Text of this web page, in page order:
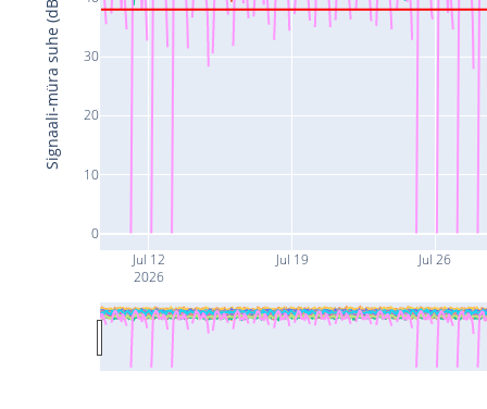
Jul 12
2026
Jul 19 Jul 26
0
10
20
30
Signaali-müra suhe (dB)